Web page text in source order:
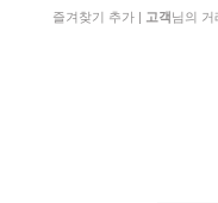
즐겨찾기 추가| 고객님의